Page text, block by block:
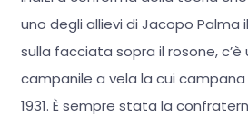
uno degli allievi di Jacopo Palma
sulla facciata sopra il rosone, c’è
campanile a vela la cui
1931. È sempre stata la